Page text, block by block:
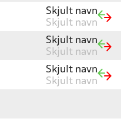
Skjult navn
Skjult navn
Skjult navn
Skjult navn
Skjult navn
Skjult navn